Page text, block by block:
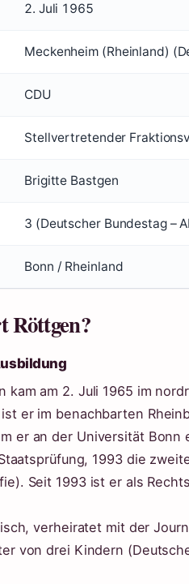
2. Juli 1965
Meckenheim (Rheinland)
CDU
Stellvertretender
Brigitte Bastgen
3 (Deutscher Bundestag –
Bonn / Rheinland
Röttgen?
kam am 2. Juli 1965 im
er im benachbarten
er an der Universität
1993 die
Seit 1993 ist er als
verheiratet mit der
von drei Kindern